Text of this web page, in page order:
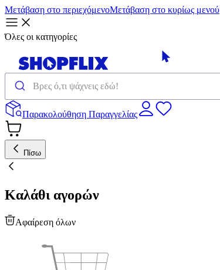
Μετάβαση στο περιεχόμενοΜετάβαση στο κυρίως μενού
Όλες οι κατηγορίες
Παρακολούθηση Παραγγελίας
Πίσω
Καλάθι αγορών
Αφαίρεση όλων